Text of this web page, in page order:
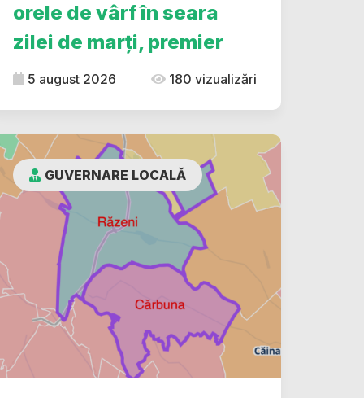
orele de vârf în seara
zilei de marți, premier
5 august 2026 180 vizualizări
GUVERNARE LOCALĂ